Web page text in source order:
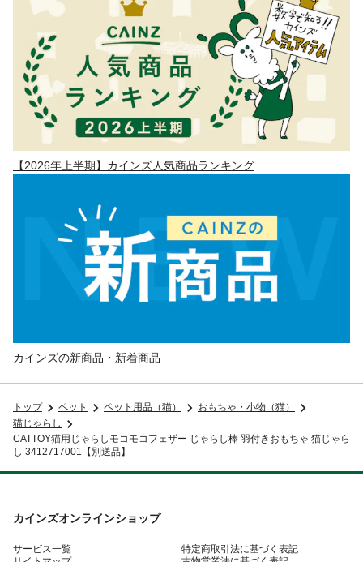
【2026年上半期】カインズ人気商品ランキング
カインズの新商品・新着商品
トップ ペット ペット用品（猫）
おもちゃ・小物（猫）
猫じゃらし
CATTOY猫用じゃらしモコモコフェザー じゃらし棒 羽付きおもちゃ 猫じゃら
し 3412717001【別送品】
カインズオンラインショップ
サービス一覧
特定商取引法に基づく表記